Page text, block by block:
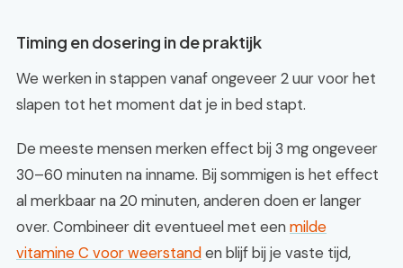
Timing en dosering in de praktijk
We werken in stappen vanaf ongeveer 2 uur voor het
slapen tot het moment dat je in bed stapt.
De meeste mensen merken effect bij 3 mg ongeveer
30–60 minuten na inname. Bij sommigen is het effect
al merkbaar na 20 minuten, anderen doen er langer
over. Combineer dit eventueel met eenmilde
vitamine C voor weerstanden blijf bij je vaste tijd,